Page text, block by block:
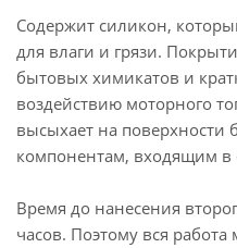
Содержит силикон,
для влаги и грязи.
бытовых химикатов и
воздействию моторного
высыхает на поверхности
компонентам, входящим в
Время до нанесения
часов. Поэтому вся